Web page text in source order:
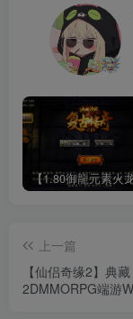
上一篇
【仙侣奇缘2】典藏
2DMMORPG端游